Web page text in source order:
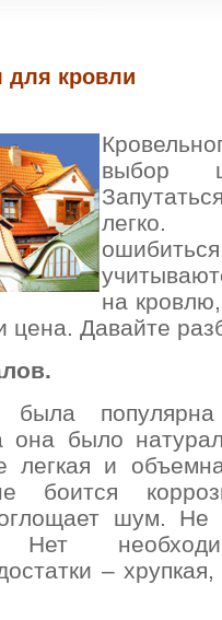
для кровли
выбор
на
цена. Давайте
она было
легкая и
боится
шум. Не
Нет
–